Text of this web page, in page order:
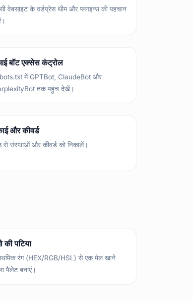
वेबसाइट के वर्डप्रेस थीम और प्लगइन्स की पहचान
बॉट एक्सेस कंट्रोल
में GPTBot, ClaudeBot और
तक पहुंच देखें।
और कीवर्ड
से संस्थाओं और कीवर्ड को निकालें।
की पटिया
रंग (HEX/RGB/HSL) से एक मेल खाने
पैलेट बनाएं।